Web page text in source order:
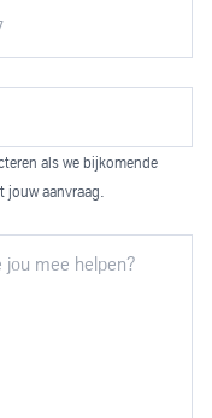
als we bijkomende
aanvraag.